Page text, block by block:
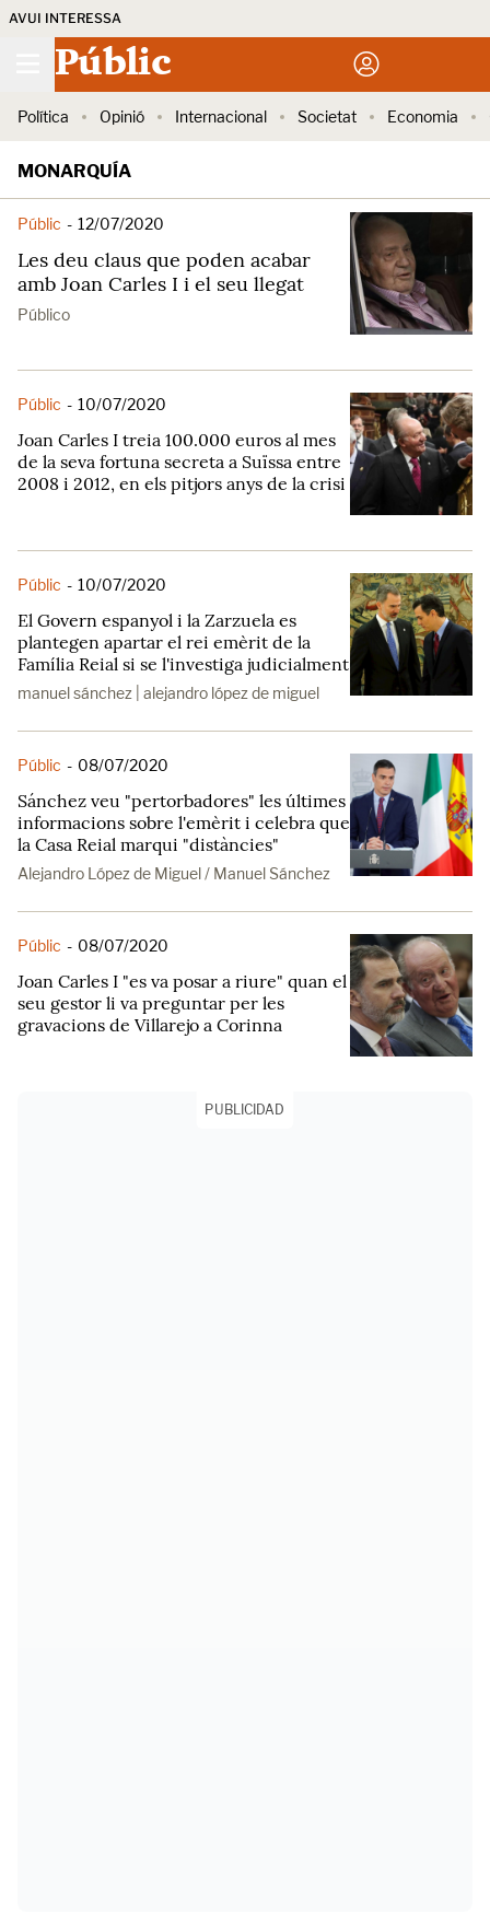
AVUI INTERESSA
Públic
Política Opinió Internacional Societat Economia
MONARQUÍA
Públic - 12/07/2020
Les deu claus que poden acabar
amb Joan Carles I i el seu llegat
Público
Públic - 10/07/2020
Joan Carles I treia 100.000 euros al mes
de la seva fortuna secreta a Suïssa entre
2008 i 2012, en els pitjors anys de la crisi
Públic - 10/07/2020
El Govern espanyol i la Zarzuela es
plantegen apartar el rei emèrit de la
Família Reial si se l'investiga judicialment
manuel sánchez | alejandro lópez de miguel
Públic - 08/07/2020
Sánchez veu "pertorbadores" les últimes
informacions sobre l'emèrit i celebra que
la Casa Reial marqui "distàncies"
Alejandro López de Miguel / Manuel Sánchez
Públic - 08/07/2020
Joan Carles I "es va posar a riure" quan el
seu gestor li va preguntar per les
gravacions de Villarejo a Corinna
PUBLICIDAD